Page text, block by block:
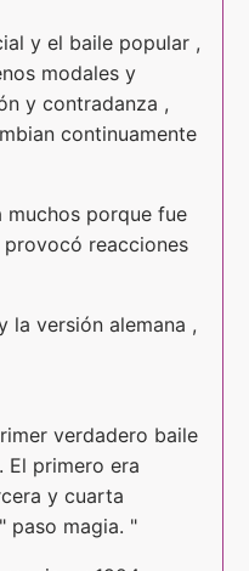
y el baile popular ,
modales y
y contradanza ,
continuamente
porque fue
reacciones
la versión alemana ,
verdadero baile
primero era
y cuarta
paso magia. "